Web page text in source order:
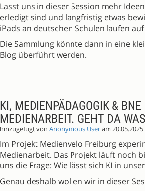
Lasst uns in dieser Session mehr
erledigt sind und langfristig etwas
iPads an deutschen Schulen laufen
Die Sammlung könnte dann in eine
Blog überführt werden.
KI, MEDIENPÄDAGOGIK &
MEDIENARBEIT. GEHT DA
hinzugefügt von Anonymous Useram 20.05.2025
Im Projekt Medienvelo Freiburg
Medienarbeit. Das Projekt läuft noch
uns die Frage: Wie lässt sich KI in
Genau deshalb wollen wir in dieser